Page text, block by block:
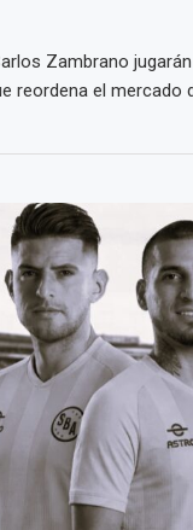
Zambrano
reordena el mercado